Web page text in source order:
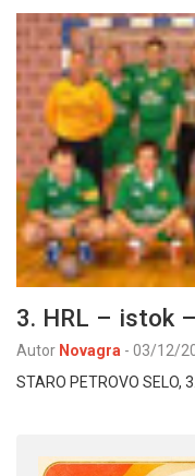
3. HRL – istok
Autor Novagra - 03/12/
STARO PETROVO SELO,